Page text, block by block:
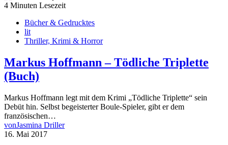
4 Minuten Lesezeit
Bücher & Gedrucktes
lit
Thriller, Krimi & Horror
Markus Hoffmann – Tödliche Triplette
(Buch)
Markus Hoffmann legt mit dem Krimi „Tödliche Triplette“ sein
Debüt hin. Selbst begeisterter Boule-Spieler, gibt er dem
französischen…
vonJasmina Driller
16. Mai 2017